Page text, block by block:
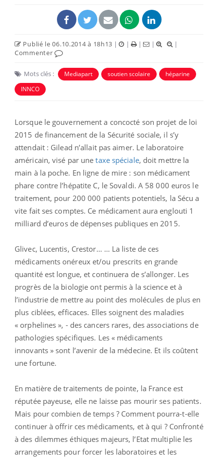
Publié le 06.10.2014 à 18h13 | | | |
|
Commenter
Mots clés : Mediapart soutien scolaire
héparine
INNCO
Lorsque le gouvernement a concocté son projet de loi
2015 de financement de la Sécurité sociale, il s’y
attendait : Gilead n’allait pas aimer. Le laboratoire
américain, visé par une taxe spéciale, doit mettre la
main à la poche. En ligne de mire : son médicament
phare contre l’hépatite C, le Sovaldi. A 58 000 euros le
traitement, pour 200 000 patients potentiels, la Sécu a
vite fait ses comptes. Ce médicament aura englouti 1
milliard d’euros de dépenses publiques en 2015.
Glivec, Lucentis, Crestor… … La liste de ces
médicaments onéreux et/ou prescrits en grande
quantité est longue, et continuera de s’allonger. Les
progrès de la biologie ont permis à la science et à
l’industrie de mettre au point des molécules de plus en
plus ciblées, efficaces. Elles soignent des maladies
« orphelines », - des cancers rares, des associations de
pathologies spécifiques. Les « médicaments
innovants » sont l’avenir de la médecine. Et ils coûtent
une fortune.
En matière de traitements de pointe, la France est
réputée payeuse, elle ne laisse pas mourir ses patients.
Mais pour combien de temps ? Comment pourra-t-elle
continuer à offrir ces médicaments, et à qui ? Confronté
à des dilemmes éthiques majeurs, l’Etat multiplie les
arrangements pour forcer les laboratoires et les